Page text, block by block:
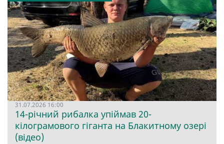
31.07.2026 16:00
14-річний рибалка упіймав 20-
кілограмового гіганта на Блакитному озері
(відео)